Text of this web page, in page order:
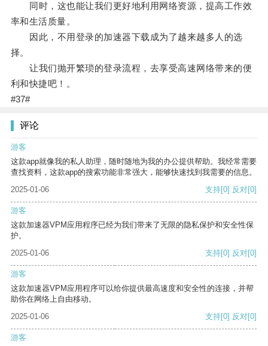
同时，这也能让我们更好地利用网络资源，提高工作效
率和生活质量。
因此，不用登录的加速器下载成为了越来越多人的选
择。
让我们抛开繁琐的登录流程，去享受高速网络带来的便
利和快捷吧！。
#37#
评论
游客
这款app就像我的私人助理，随时随地为我的办公提供帮助。我经常需要
查找资料，这款app的搜索功能非常强大，能够快速找到我需要的信息。
2025-01-06
支持[0] 反对[0]
游客
这款加速器VPM应用程序已经为我们带来了无限的隐私保护和安全性保
护。
2025-01-06
支持[0] 反对[0]
游客
这款加速器VPM应用程序可以给你提供最高速度和安全性的连接，并帮
助你在网络上自由移动。
2025-01-06
支持[0] 反对[0]
游客